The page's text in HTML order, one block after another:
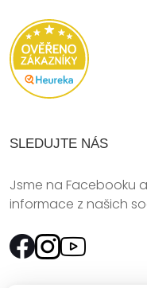
SLEDUJTE NÁS
Jsme na Facebooku
informace z našich